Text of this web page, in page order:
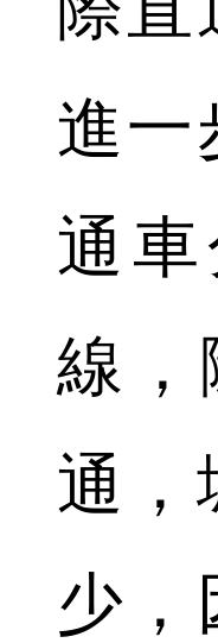
進一
通
線，
通，
少，